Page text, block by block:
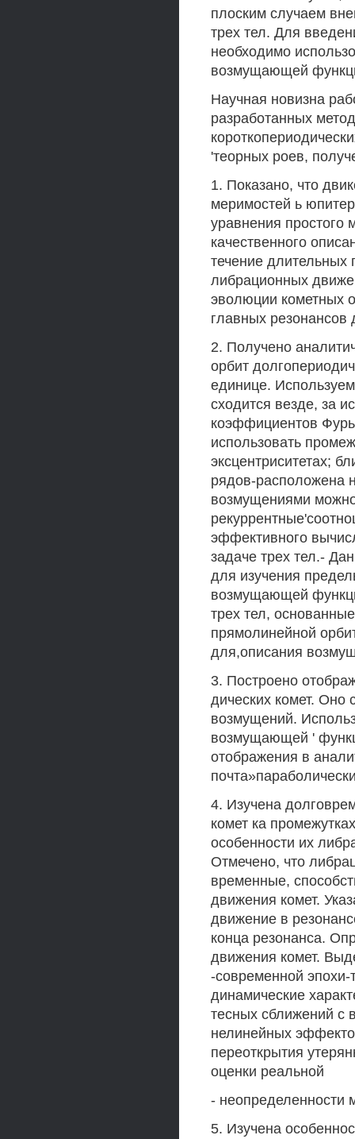
плоским случаем
трех тел. Для
необходимо
возмущающей
Научная новизна
разработанных
'теорных роев,
1. Показано, что
меримостей ь
уравнения простого
качественного
течение длительных
либрационных
эволюции кометных
главных резонансов
2. Получено
орбит
единице.
сходится везде, за
коэффициентов
использовать
эксцентриситетах;
рядов-расположена
возмущениями
эффективного
задаче трех тел.-
для изучения
возмущающей
трех тел,
прямолинейной
для,описания
3. Построено
дических комет. Оно
возмущений.
возмущающей '
отображения в
4. Изучена
комет ка
особенности их
Отмечено, что
временные,
движения комет.
движение в
конца резонанса.
движения комет.
-современной
динамические
тесных сближений с
нелинейных
переоткрытия
оценки реальной
- неопределенности
5. Изучена